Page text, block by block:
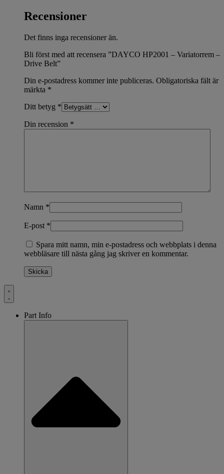
Recensioner
Det finns inga recensioner än.
Bli först med att recensera ”DAYCO HP2001 – Variatorrem –
Drive Belt”
Din e-postadress kommer inte publiceras. Obligatoriska fält är
märkta *
Ditt betyg *
Din recension *
Namn *
E-post *
Spara mitt namn, min e-postadress och webbplats i denna
webbläsare till nästa gång jag skriver en kommentar.
Part Info